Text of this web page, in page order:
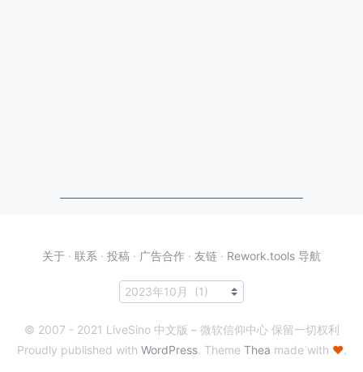
关于 · 联系 · 投稿 · 广告合作 · 友链 · Rework.tools 导航
© 2007 - 2021 LiveSino 中文版 – 微软信仰中心 保留一切权利
Proudly published with WordPress. Theme Thea made with ♥.